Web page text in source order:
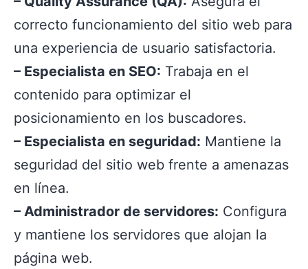
correcto funcionamiento del sitio web para
una experiencia de usuario satisfactoria.
– Especialista en SEO: Trabaja en el
contenido para optimizar el
posicionamiento en los buscadores.
– Especialista en seguridad: Mantiene la
seguridad del sitio web frente a amenazas
en línea.
– Administrador de servidores: Configura
y mantiene los servidores que alojan la
página web.